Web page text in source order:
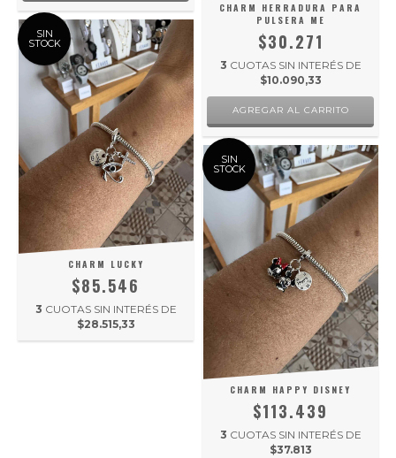
CHARM HERRADURA PARA
PULSERA ME
$30.271
3 CUOTAS SIN INTERÉS DE
$10.090,33
SIN
STOCK
CHARM LUCKY
$85.546
3 CUOTAS SIN INTERÉS DE
$28.515,33
SIN
STOCK
CHARM HAPPY DISNEY
$113.439
3 CUOTAS SIN INTERÉS DE
$37.813